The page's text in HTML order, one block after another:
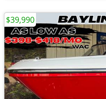
$39,990